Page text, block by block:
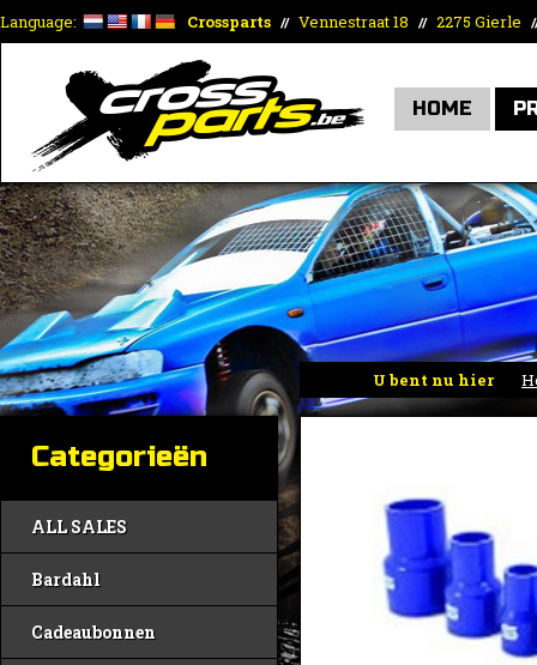
Language: Crossparts // Vennestraat 18 // 2275 Gierle
HOME
U bent nu hier
Categorieën
ALL SALES
Bardahl
Cadeaubonnen